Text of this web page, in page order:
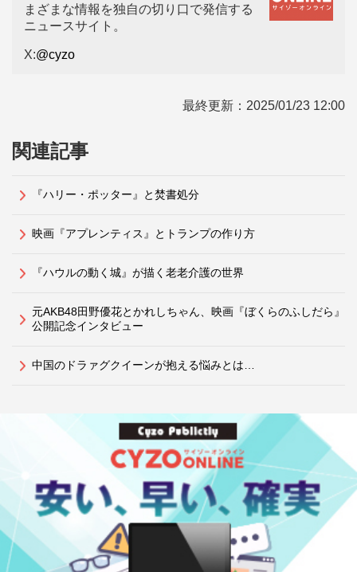
まざまな情報を独自の切り口で発信する
ニュースサイト。
X:@cyzo
最終更新： 2025/01/23 12:00
関連記事
『ハリー・ポッター』と焚書処分
映画『アプレンティス』とトランプの作り方
『ハウルの動く城』が描く老老介護の世界
元AKB48田野優花とかれしちゃん、映画『ぼくらのふしだら』
公開記念インタビュー
中国のドラァグクイーンが抱える悩みとは…